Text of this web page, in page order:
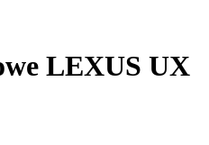
LEXUS UX